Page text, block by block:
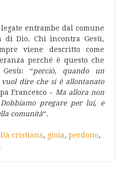
entrambe dal comune
di Dio. Chi incontra Gesù,
viene descritto come
perché è questo che
“perciò, quando un
dire che si è allontanato
Francesco – Ma allora non
pregare per lui, e
comunità“.
cristiana, gioia, perdono,